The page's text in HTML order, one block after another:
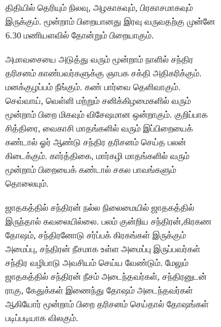
திதியில் தெரியும் நிலவு, அழகாகவும், பிரகாசமாகவும்
இருக்கும். மூன்றாம் பிறையானது இரவு வருவதற்கு முன்னே
6.30 மணியளவில் தோன்றும் பிறையாகும்.
அமாவசையை அடுத்து வரும் மூன்றாம் நாளில் சந்திர
தரிசனம் காண்பவர்களுக்கு ஞாபக சக்தி அதிகரிக்கும்.
மனக்குழப்பம் நீங்கும். கண் பார்வை தெளிவாகும்.
செவ்வாய், வெள்ளி மற்றும் சனிக்கிழமைகளில் வரும்
மூன்றாம் பிறை மிகவும் விசேஷமான ஒன்றாகும். குறிப்பாக
சித்திரை, வைகாசி மாதங்களில் வரும் இப்பிறையைக்
கண்டால் ஓர் ஆண்டு சந்திர தரிசனம் செய்த பலன்
கிடைக்கும். கார்த்திகை, மார்கழி மாதங்களில் வரும்
மூன்றாம் பிறையைக் கண்டால் சகல பாவங்களும்
தொலையும்.
ஜாதகத்தில் சந்திரன் நல்ல நிலைமையில் ஜாதகத்தில்
இருந்தால் கவலையில்லை. பலம் குன்றிய சந்திரன்,கிரகண
தோஷம், சந்திரனோடு சர்ப்பக் கிரகங்கள் இருக்கும்
அமைப்பு, சந்திரன் நீசமாக உள்ள‌ அமைப்பு இருப்பவர்கள்
சந்திர வழிபாடு அவசியம் செய்ய வேண்டும். மேலும்
ஜாதகத்தில் சந்திரன் நீசம் அடைந்தவர்கள், சந்திரனுடன்
ராகு, கேதுக்கள் இணைந்து தோஷம் அடைந்தவர்கள்
ஆகியோர் மூன்றாம் பிறை தரிசனம் செய்தால் தோஷங்கள்
படிப்படியாக விலகும்.